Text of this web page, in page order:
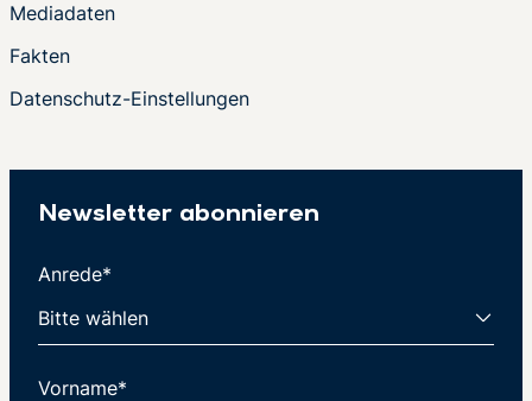
Mediadaten
Fakten
Datenschutz-Einstellungen
Newsletter abonnieren
Anrede*
Vorname*